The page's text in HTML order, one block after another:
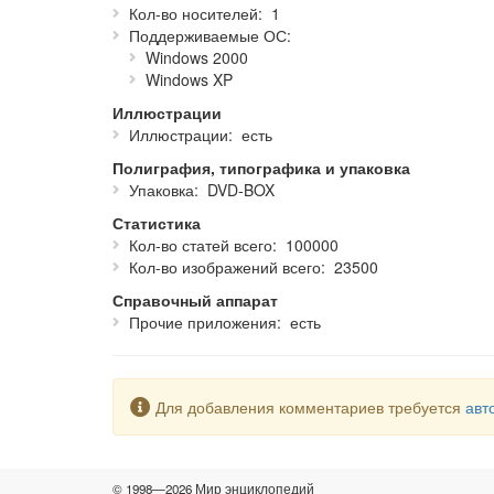
Особенности продукта:
Более100000 статей;
Более23500
Толковый словарь и тезаурус Merriam-
Планировщик — удобный инструмент для
Атлас мира и интерактивные временные
Рассчитана на широкий круг пользователей.
Язык интерфейса:
Системные требования:
Pentium III;
512 Mб оперативной памяти;
Разрешение экрана 1024х768 с глубиной
Quick Time 7.0.4 (есть на диске);
Устройство для чтения DVD-дисков;
Клавиатура;
Кол-во носителей
1
Поддерживаемые ОС
Windows 2000
Windows XP
Иллюстрации
Иллюстрации
есть
Полиграфия, типографика и упаковка
Упаковка
DVD-BOX
Статистика
Кол-во статей всего
100000
Кол-во изображений всего 23500
Справочный аппарат
Прочие приложения
есть
Предупреждение
Для добавления комментариев требуется
© 1998—2026 Мир энциклопедий